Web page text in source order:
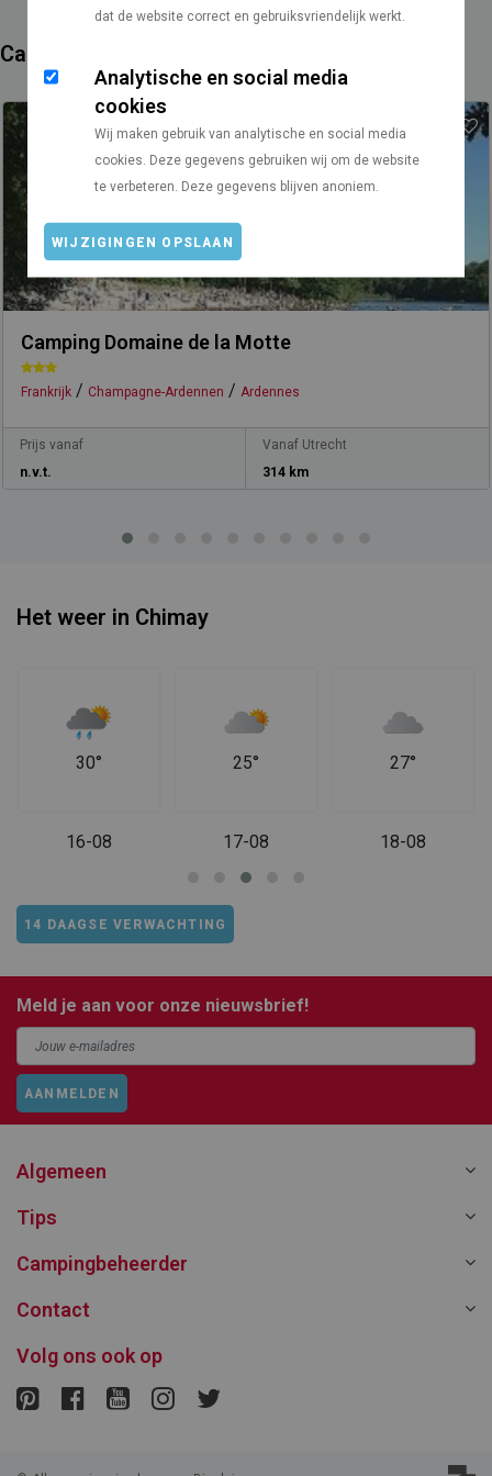
dat de website correct en gebruiksvriendelijk werkt.
Analytische en social media
cookies
Wij maken gebruik van analytische en social media
cookies. Deze gegevens gebruiken wij om de website
te verbeteren. Deze gegevens blijven anoniem.
WIJZIGINGEN OPSLAAN
Campings in de buurt
Camping Domaine de la Motte
Frankrijk / Champagne-Ardennen / Ardennes
Prijs vanaf
n.v.t.
Vanaf Utrecht
314 km
Het weer in Chimay
30°
16-08
25°
17-08
27°
18-08
14 DAAGSE VERWACHTING
Meld je aan voor onze nieuwsbrief!
AANMELDEN
Algemeen
Tips
Campingbeheerder
Contact
Volg ons ook op